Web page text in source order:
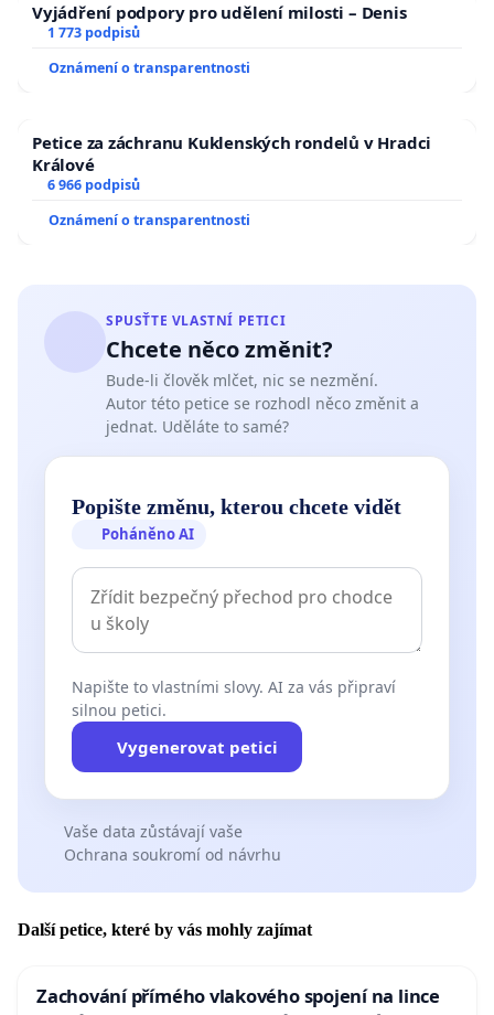
Vyjádření podpory pro udělení milosti – Denis
1 773 podpisů
Oznámení o transparentnosti
Petice za záchranu Kuklenských rondelů v Hradci
Králové
6 966 podpisů
Oznámení o transparentnosti
SPUSŤTE VLASTNÍ PETICI
Chcete něco změnit?
Bude-li člověk mlčet, nic se nezmění.
Autor této petice se rozhodl něco změnit a
jednat. Uděláte to samé?
Popište změnu, kterou chcete vidět
Poháněno AI
Napište to vlastními slovy. AI za vás připraví
silnou petici.
Vygenerovat petici
Vaše data zůstávají vaše
Ochrana soukromí od návrhu
Další petice, které by vás mohly zajímat
Zachování přímého vlakového spojení na lince